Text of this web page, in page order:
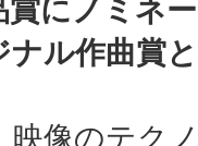
にノミネ
ル作曲賞
映像のテク